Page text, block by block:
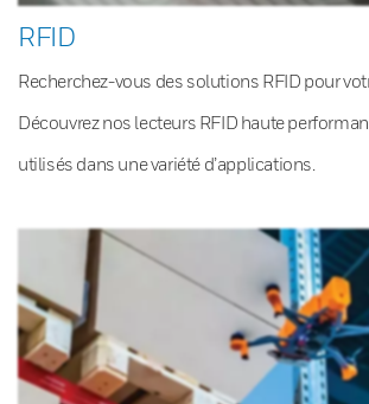
RFID
Recherchez-vous des solutions RFID pour
Découvrez nos lecteurs RFID haute
utilisés dans une variété d’applications.